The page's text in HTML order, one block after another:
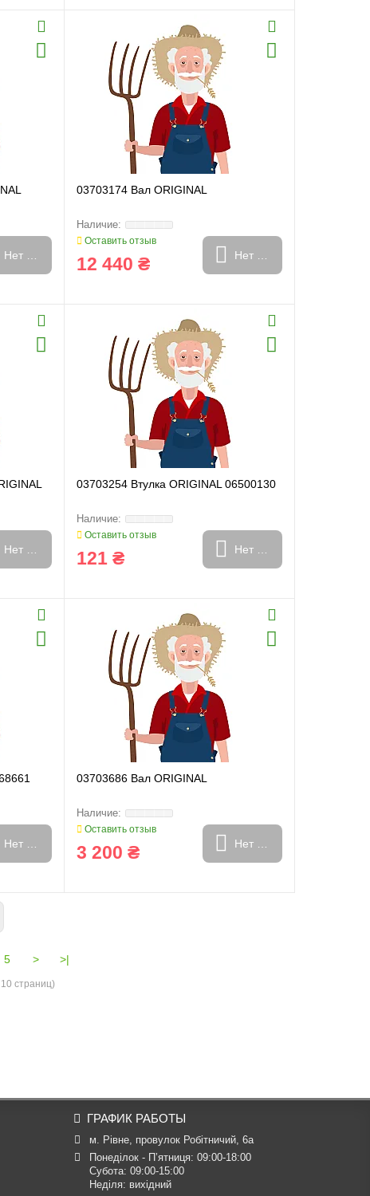
Нет в наличии
03703174 Вал ORIGINAL
Оставить отзыв
12 440 ₴ Нет в наличии
Нет в наличии
03703254 Втулка ORIGINAL 06500130
Оставить отзыв
121 ₴ Нет в наличии
Нет в наличии
03703686 Вал ORIGINAL
Оставить отзыв
3 200 ₴ Нет в наличии
5 > >|
страниц)
ГРАФИК РАБОТЫ
м. Рівне, провулок Робітничий, 6а
Понеділок - П’ятниця: 09:00-18:00
Субота: 09:00-15:00
Неділя: вихідний